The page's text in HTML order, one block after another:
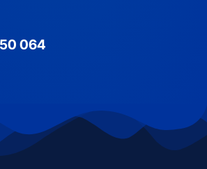
064